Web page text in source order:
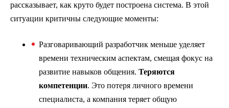
рассказывает, как круто будет построена система. В этой
ситуации критичны следующие моменты:
Разговаривающий разработчик меньше уделяет
времени техническим аспектам, смещая фокус на
развитие навыков общения. Теряются
компетенции. Это потеря личного времени
специалиста, а компания теряет общую